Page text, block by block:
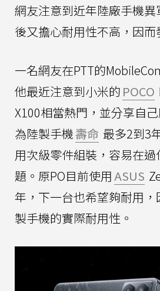
網友注意到近年陸廠手機
後又擔心耐用性不高，因而
一名網友在PTT的
他最近注意到小米的 POCO
X100相當熱門，並分享自
為陸製手機壽命 最多2到3
用次級零件組裝，容易在
題。原PO目前使用 ASUS
年，下一台也希望夠耐用
製手機的實際耐用性。